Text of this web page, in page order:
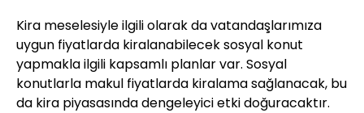
Kira meselesiyle ilgili olarak da vatandaşlarımıza
uygun fiyatlarda kiralanabilecek sosyal konut
yapmakla ilgili kapsamlı planlar var. Sosyal
konutlarla makul fiyatlarda kiralama sağlanacak, bu
da kira piyasasında dengeleyici etki doğuracaktır.